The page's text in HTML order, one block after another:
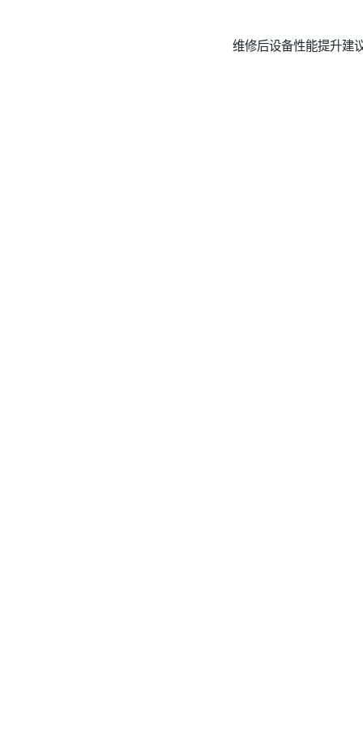
维修后设备性能提升建